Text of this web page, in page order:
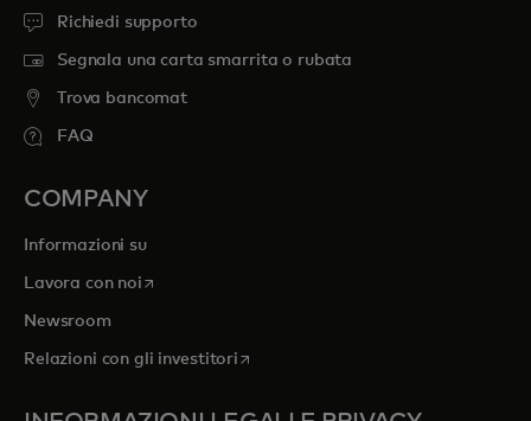
Richiedi supporto
Segnala una carta smarrita o rubata
Trova bancomat
FAQ
COMPANY
Informazioni su
Lavora con noi si apre in una nuova scheda
Newsroom
Relazioni con gli investitorisi apre in una nuova scheda